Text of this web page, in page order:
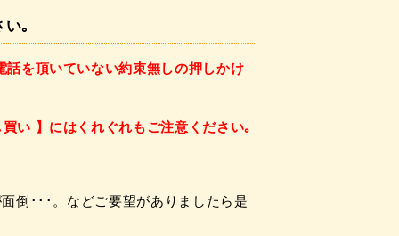
｡
話を頂いていない約束無しの押しかけ
い 】には くれぐれもご注意ください｡
倒･･･。 などご要望がありましたら是